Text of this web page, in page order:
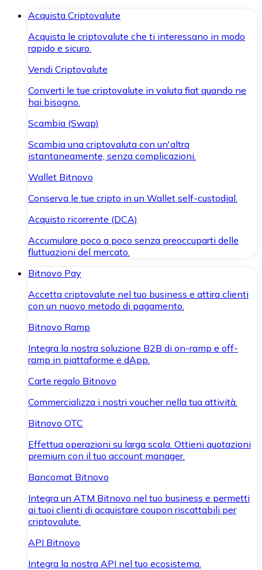
Acquista Criptovalute
Acquista le criptovalute che ti interessano in modo
rapido e sicuro.
Vendi Criptovalute
Converti le tue criptovalute in valuta fiat quando ne
hai bisogno.
Scambia (Swap)
Scambia una criptovaluta con un'altra
istantaneamente, senza complicazioni.
Wallet Bitnovo
Conserva le tue cripto in un Wallet self-custodial.
Acquisto ricorrente (DCA)
Accumulare poco a poco senza preoccuparti delle
fluttuazioni del mercato.
Bitnovo Pay
Accetta criptovalute nel tuo business e attira clienti
con un nuovo metodo di pagamento.
Bitnovo Ramp
Integra la nostra soluzione B2B di on-ramp e off-
ramp in piattaforme e dApp.
Carte regalo Bitnovo
Commercializza i nostri voucher nella tua attività.
Bitnovo OTC
Effettua operazioni su larga scala. Ottieni quotazioni
premium con il tuo account manager.
Bancomat Bitnovo
Integra un ATM Bitnovo nel tuo business e permetti
ai tuoi clienti di acquistare coupon riscattabili per
criptovalute.
API Bitnovo
Integra la nostra API nel tuo ecosistema.